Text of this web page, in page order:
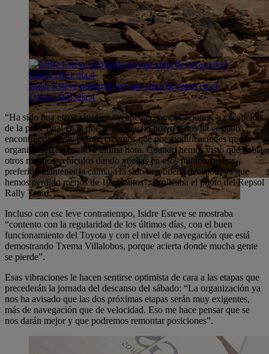
Isidre Esteve pilotando en una zona de rocas en el
Dakar 2021 día 4
“Ha sido una etapa rápida y sin apenas complicaciones, a excepción
de la parte final en la que había mucho polvo y nos ha costado
encontrar dos way points, creemos que por modificaciones que la
organización ha hecho a última hora. Cuando hemos visto que había
otros muchos vehículos dando vueltas en esos puntos, hemos
preferido mantener la calma. Ha sido una buena decisión, ya que
hemos perdido menos de 10 minutos”, explicaba el piloto del Repsol
Rally Team.
Incluso con ese leve contratiempo, Isidre Esteve se mostraba
“contento con la regularidad de los últimos días, con el buen
funcionamiento del Toyota y con el nivel de navegación que está
demostrando Txema Villalobos, porque acierta donde mucha gente
se pierde”.
Esas vibraciones le hacen sentirse optimista de cara a las etapas que
precederán la jornada del descanso del sábado: “La organización ya
nos ha avisado que las dos próximas etapas serán muy exigentes,
más de navegación que de velocidad. Eso me hace pensar que se
nos darán mejor y que podremos remontar posiciones”.